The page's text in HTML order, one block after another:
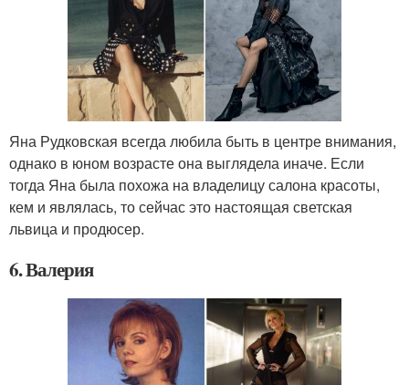
Яна Рудковская всегда любила быть в центре внимания,
однако в юном возрасте она выглядела иначе. Если
тогда Яна была похожа на владелицу салона красоты,
кем и являлась, то сейчас это настоящая светская
львица и продюсер.
6. Валерия